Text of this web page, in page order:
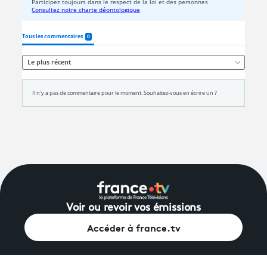
Voir ou revoir vos émissions
Accéder à france.tv